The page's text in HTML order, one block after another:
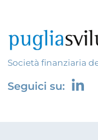
Società finanziaria
Seguici su: